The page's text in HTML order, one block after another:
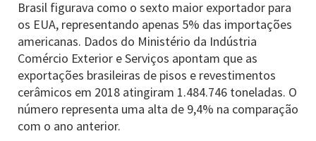
Brasil figurava como o sexto maior exportador para
os EUA, representando apenas 5% das importações
americanas. Dados do Ministério da Indústria
Comércio Exterior e Serviços apontam que as
exportações brasileiras de pisos e revestimentos
cerâmicos em 2018 atingiram 1.484.746 toneladas. O
número representa uma alta de 9,4% na comparação
com o ano anterior.